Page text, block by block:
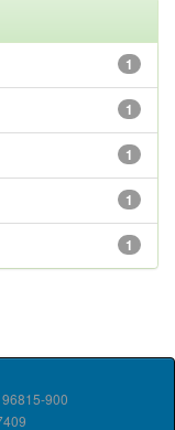
1
1
1
1
1
900